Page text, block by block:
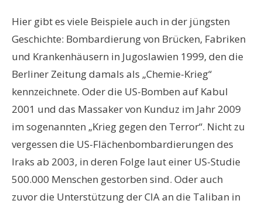
Hier gibt es viele Beispiele auch in der jüngsten
Geschichte: Bombardierung von Brücken, Fabriken
und Krankenhäusern in Jugoslawien 1999, den die
Berliner Zeitung damals als „Chemie-Krieg“
kennzeichnete. Oder die US-Bomben auf Kabul
2001 und das Massaker von Kunduz im Jahr 2009
im sogenannten „Krieg gegen den Terror“. Nicht zu
vergessen die US-Flächenbombardierungen des
Iraks ab 2003, in deren Folge laut einer US-Studie
500.000 Menschen gestorben sind. Oder auch
zuvor die Unterstützung der CIA an die Taliban in